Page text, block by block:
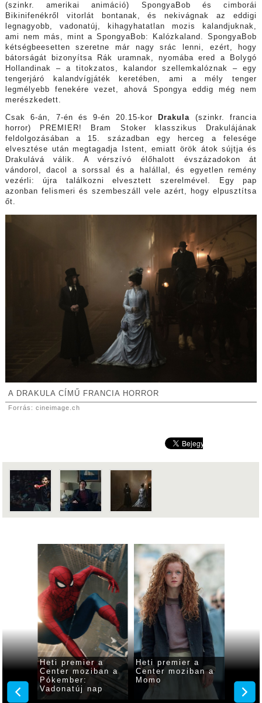
(szinkr. amerikai animáció) SpongyaBob és cimborái
Bikinifenékről vitorlát bontanak, és nekivágnak az eddigi
legnagyobb, vadonatúj, kihagyhatatlan mozis kalandjuknak,
ami nem más, mint a SpongyaBob: Kalózkaland. SpongyaBob
kétségbeesetten szeretne már nagy srác lenni, ezért, hogy
bátorságát bizonyítsa Rák uramnak, nyomába ered a Bolygó
Hollandinak – a titokzatos, kalandor szellemkalóznak – egy
tengerjáró kalandvígjáték keretében, ami a mély tenger
legmélyebb fenekére vezet, ahová Spongya eddig még nem
merészkedett.
Csak 6-án, 7-én és 9-én 20.15-kor Drakula (szinkr. francia
horror) PREMIER! Bram Stoker klasszikus Drakulájának
feldolgozásában a 15. században egy herceg a felesége
elvesztése után megtagadja Istent, emiatt örök átok sújtja és
Drakulává válik. A vérszívó élőhalott évszázadokon át
vándorol, dacol a sorssal és a halállal, és egyetlen remény
vezérli: újra találkozni elvesztett szerelmével. Egy pap
azonban felismeri és szembeszáll vele azért, hogy elpusztítsa
őt.
A DRAKULA CÍMŰ FRANCIA HORROR
Forrás: cineimage.ch
a
Heti premier a
Center moziban a
Pókember:
Vadonatúj nap
Heti premier a
Center moziban a
Momo
Heti